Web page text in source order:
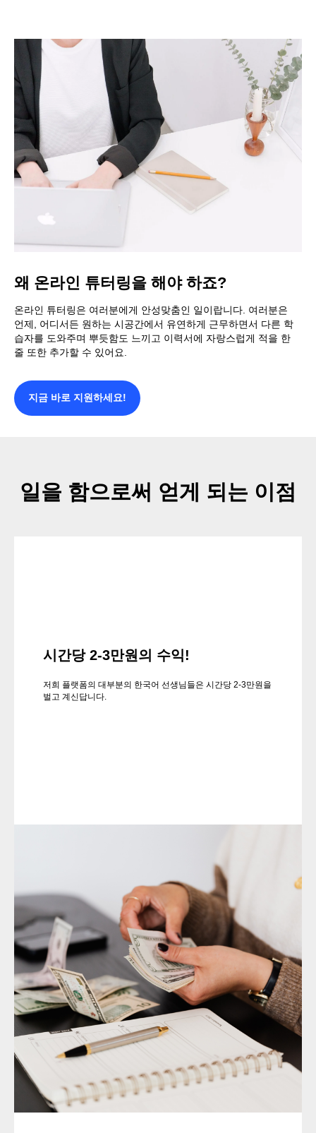
왜 온라인 튜터링을 해야 하죠?
온라인 튜터링은 여러분에게 안성맞춤인 일이랍니다. 여러분은
언제, 어디서든 원하는 시공간에서 유연하게 근무하면서 다른 학
습자를 도와주며 뿌듯함도 느끼고 이력서에 자랑스럽게 적을 한
줄 또한 추가할 수 있어요.
지금 바로 지원하세요!
일을 함으로써 얻게 되는 이점
시간당 2-3만원의 수익!
저희 플랫폼의 대부분의 한국어 선생님들은 시간당 2-3만원을
벌고 계신답니다.